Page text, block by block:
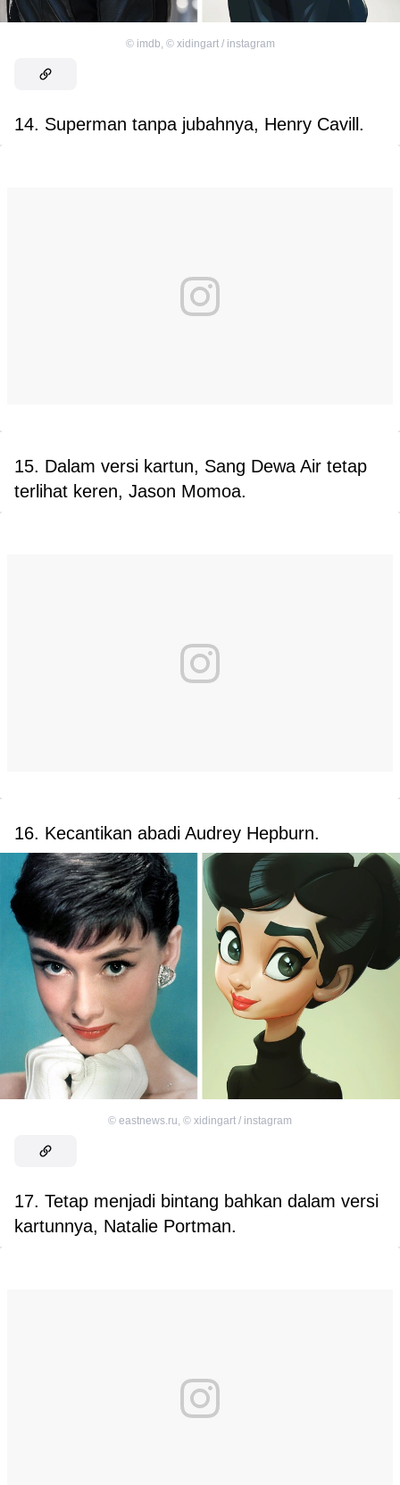
© imdb, © xidingart / instagram
14. Superman tanpa jubahnya, Henry Cavill.
15. Dalam versi kartun, Sang Dewa Air tetap
terlihat keren, Jason Momoa.
16. Kecantikan abadi Audrey Hepburn.
© eastnews.ru, © xidingart / instagram
17. Tetap menjadi bintang bahkan dalam versi
kartunnya, Natalie Portman.